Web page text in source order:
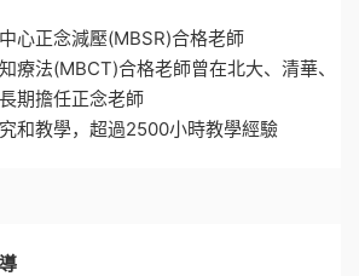
心正念減壓(MBSR)合格老師
療法(MBCT)合格老師曾在北大、清華、
期擔任正念老師
和教學，超過2500小時教學經驗